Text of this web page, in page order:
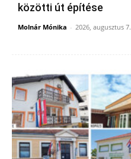
közötti út építése
Molnár Mónika - 2026, augusztus 7.